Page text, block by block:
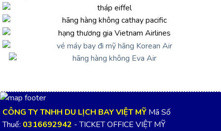
CÔNG TY TNHH DU LỊCH BAY VIỆT MỸ Mã Số
Thuế: 0316692942 - TICKET OFFICE VIỆT MỸ